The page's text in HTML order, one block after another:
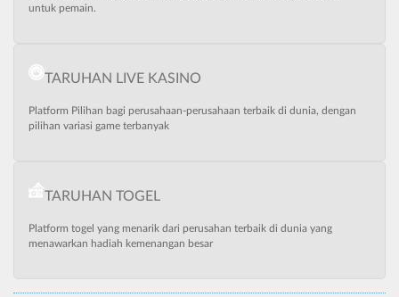
untuk pemain.
TARUHAN LIVE KASINO
Platform Pilihan bagi perusahaan-perusahaan terbaik di dunia, dengan
pilihan variasi game terbanyak
TARUHAN TOGEL
Platform togel yang menarik dari perusahan terbaik di dunia yang
menawarkan hadiah kemenangan besar